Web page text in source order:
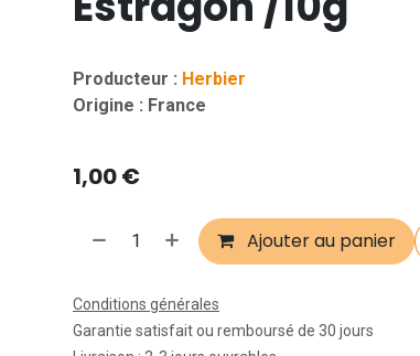
Producteur : Herbier
Origine : France
1,00€
Ajouter au panier
Conditions générales
Garantie satisfait ou remboursé de 30 jours